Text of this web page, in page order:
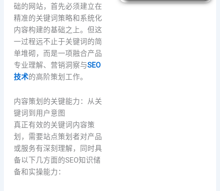
础的网站，首先必须建立在
精准的关键词策略和系统化
内容构建的基础之上。但这
一过程远不止于关键词的简
单堆砌，而是一项融合产品
专业理解、营销洞察与SEO
技术的高阶策划工作。
内容策划的关键能力：从关
键词到用户意图
真正有效的关键词内容策
划，需要站点策划者对产品
或服务有深刻理解，同时具
备以下几方面的SEO知识储
备和实操能力：